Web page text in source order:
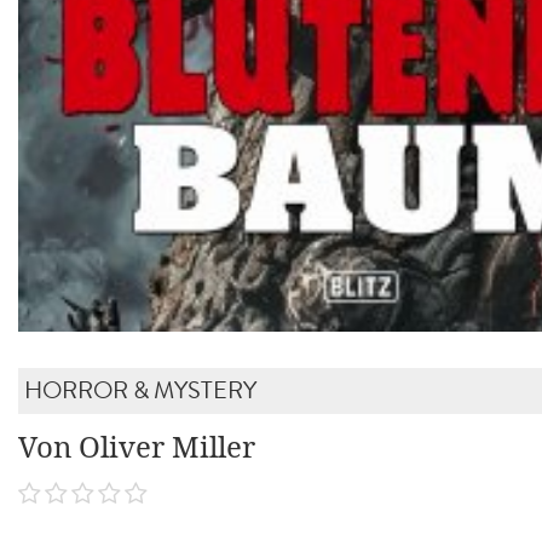
HORROR & MYSTERY
Von Oliver Miller